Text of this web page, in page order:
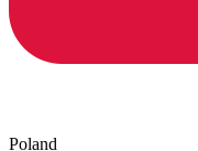
Poland